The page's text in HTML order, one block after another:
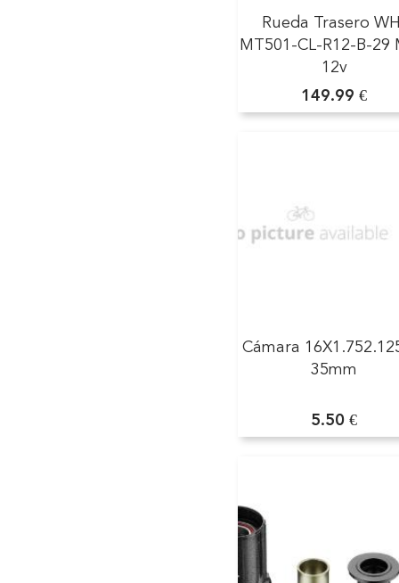
Rueda Trasero
MT501-CL-R12-B-29
12v
149.99 €
Cámara
35mm
5.50 €